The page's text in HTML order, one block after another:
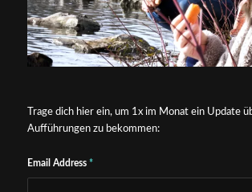
Trage dich hier ein, um 1x im Monat ein Update
Aufführungen zu bekommen:
Email Address *